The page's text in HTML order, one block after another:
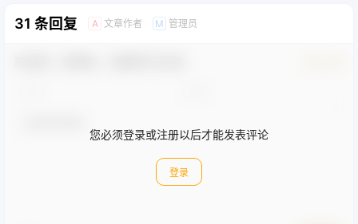
31 条回复 A 文章作者 M 管理员
您必须登录或注册以后才能发表评论
登录